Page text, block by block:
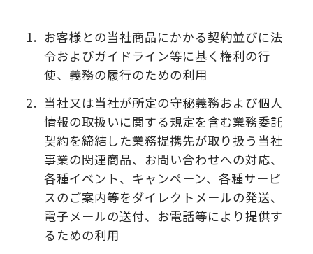
1. お客様との当社商品にかかる契約並びに法
令およびガイドライン等に基く権利の行
使、義務の履行のための利用
2. 当社又は当社が所定の守秘義務および個人
情報の取扱いに関する規定を含む業務委託
契約を締結した業務提携先が取り扱う当社
事業の関連商品、お問い合わせへの対応、
各種イベント、キャンペーン、各種サービ
スのご案内等をダイレクトメールの発送、
電子メールの送付、お電話等により提供す
るための利用